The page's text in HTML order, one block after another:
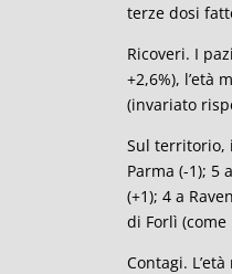
terze dosi
Ricoveri. I
+2,6%), l’età
(invariato
Sul territorio,
Parma (-1); 5
(+1); 4 a
di Forlì (come
Contagi.